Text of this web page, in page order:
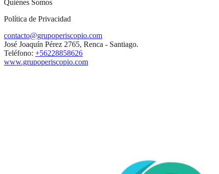
Quiénes Somos
Política de Privacidad
contacto@grupoperiscopio.com
José Joaquín Pérez 2765, Renca - Santiago.
Teléfono: +56228858626
www.grupoperiscopio.com